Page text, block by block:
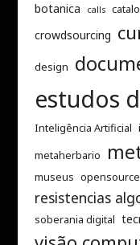
botanica calls
crowdsourcing
design
estudos
Inteligência Artificial
metaherbario
museus opensource
resistencias
soberania digital